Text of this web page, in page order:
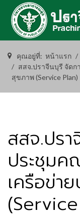
คุณอยู่ที่: หน้าแรก
สสจ.ปราจีนบุรี จัด
สุขภาพ (Service Plan)
สสจ.ปร
ประชุม
เครือข่า